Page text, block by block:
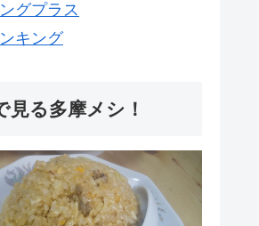
グプラス
キング
見る多摩メシ！